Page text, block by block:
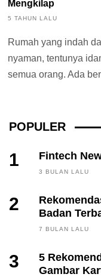
Mengkilap
5 TAHUN LALU
Rumah yang indah
nyaman, tentunya
semua orang. Ada
cantik...
POPULER
1 Fintech
3 BULAN LALU
2
Badan
7 BULAN LALU
3
5
Gambar